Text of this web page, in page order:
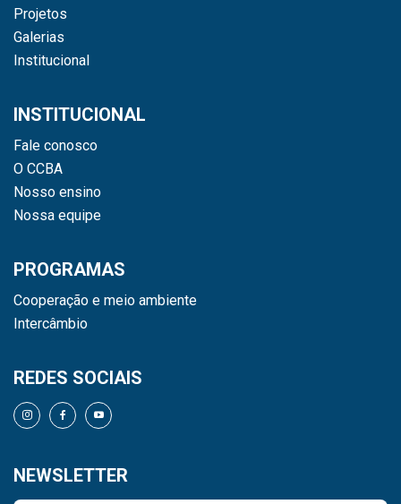
Projetos
Galerias
Institucional
INSTITUCIONAL
Fale conosco
O CCBA
Nosso ensino
Nossa equipe
PROGRAMAS
Cooperação e meio ambiente
Intercâmbio
REDES SOCIAIS
NEWSLETTER